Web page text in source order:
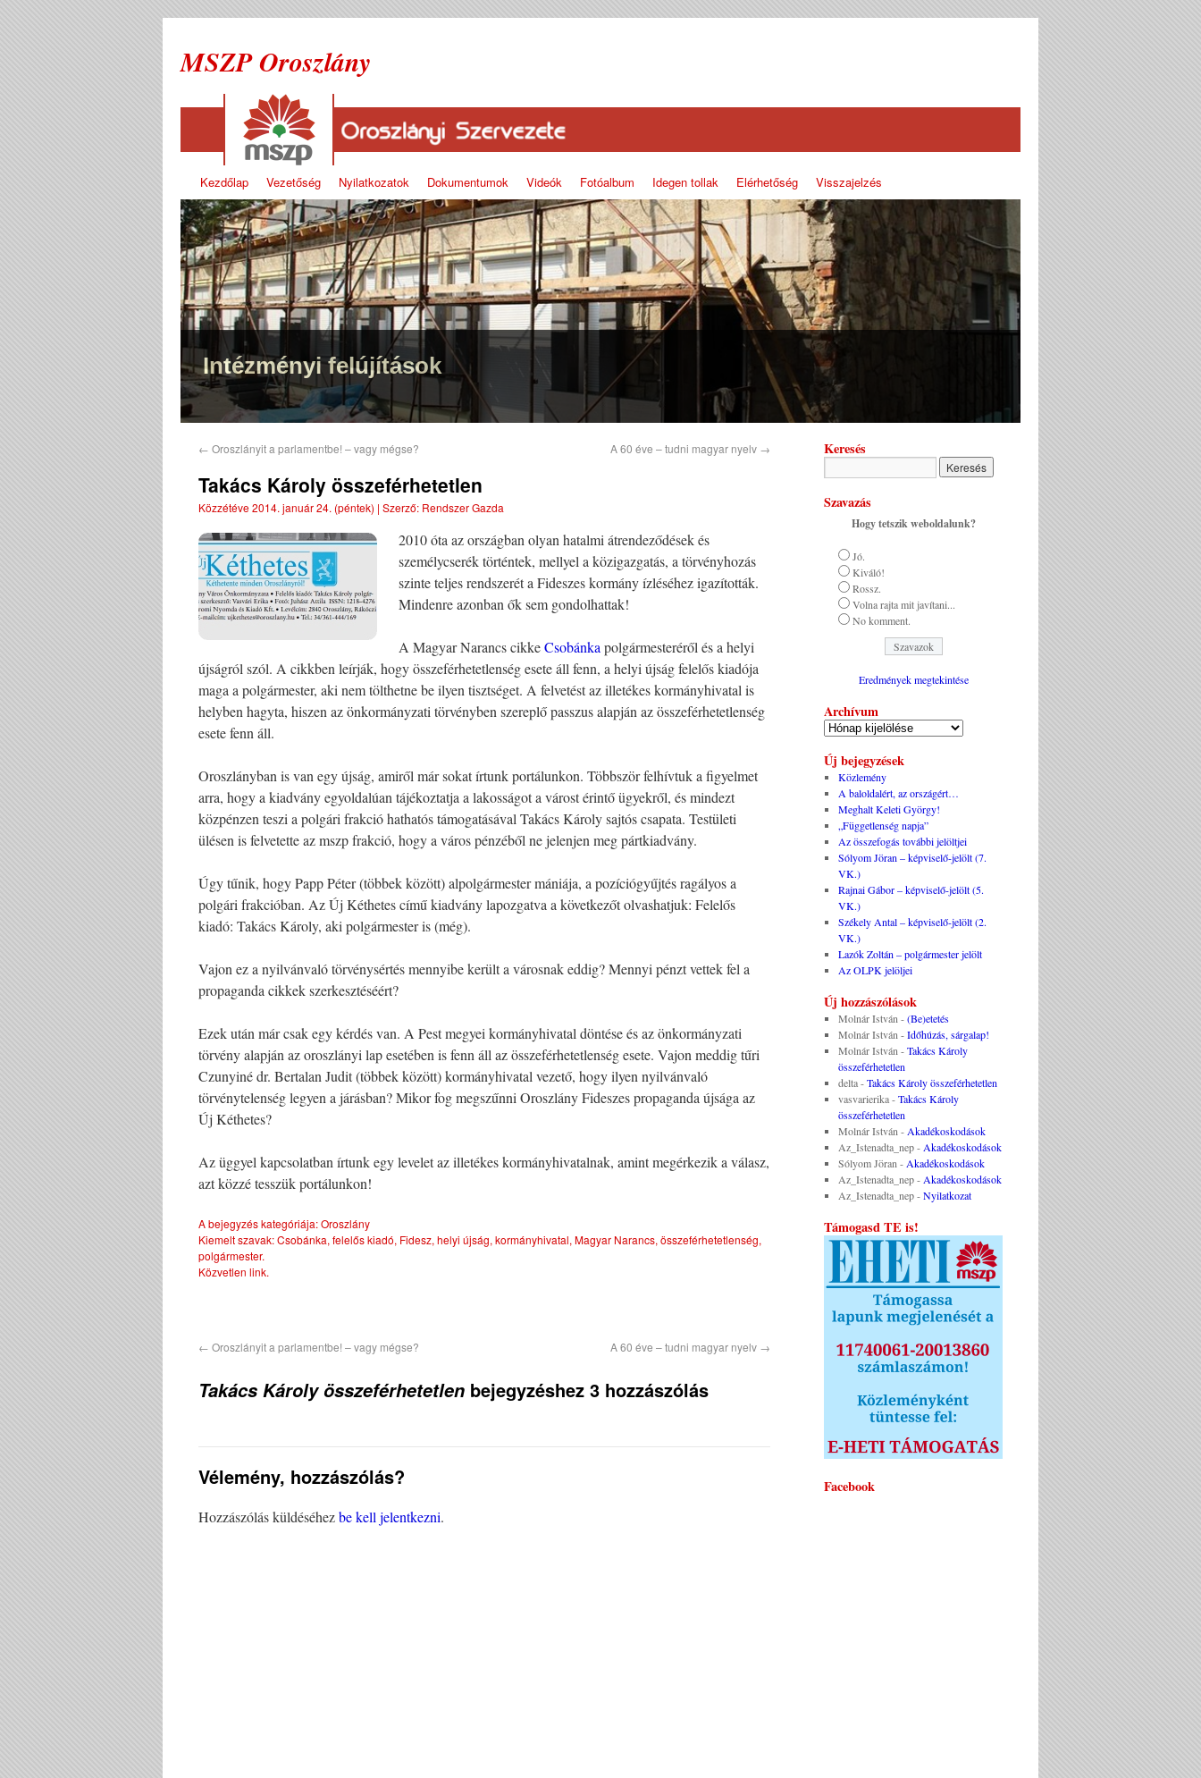
MSZP Oroszlány
Kezdőlap Vezetőség Nyilatkozatok Dokumentumok Videók Fotóalbum Idegen tollak Elérhetőség Visszajelzés
Intézményi felújítások
← Oroszlányit a parlamentbe! – vagy mégse? A 60 éve – tudni magyar nyelv →
Takács Károly összeférhetetlen
Közzétéve2014. január 24. (péntek) | Szerző: Rendszer Gazda
2010 óta az országban olyan hatalmi átrendeződések és
személycserék történtek, mellyel a közigazgatás, a törvényhozás
szinte teljes rendszerét a Fideszes kormány ízléséhez igazították.
Mindenre azonban ők sem gondolhattak!
A Magyar Narancs cikkeCsobánka polgármesteréről és a helyi
újságról szól. A cikkben leírják, hogy összeférhetetlenség esete áll fenn, a helyi újság felelős kiadója
maga a polgármester, aki nem tölthetne be ilyen tisztséget. A felvetést az illetékes kormányhivatal is
helyben hagyta, hiszen az önkormányzati törvényben szereplő passzus alapján az összeférhetetlenség
esete fenn áll.
Oroszlányban is van egy újság, amiről már sokat írtunk portálunkon. Többször felhívtuk a figyelmet
arra, hogy a kiadvány egyoldalúan tájékoztatja a lakosságot a várost érintő ügyekről, és mindezt
közpénzen teszi a polgári frakció hathatós támogatásával Takács Károly sajtós csapata. Testületi
ülésen is felvetette az mszp frakció, hogy a város pénzéből ne jelenjen meg pártkiadvány.
Úgy tűnik, hogy Papp Péter (többek között) alpolgármester mániája, a pozíciógyűjtés ragályos a
polgári frakcióban. Az Új Kéthetes című kiadvány lapozgatva a következőt olvashatjuk: Felelős
kiadó: Takács Károly, aki polgármester is (még).
Vajon ez a nyilvánvaló törvénysértés mennyibe került a városnak eddig? Mennyi pénzt vettek fel a
propaganda cikkek szerkesztéséért?
Ezek után már csak egy kérdés van. A Pest megyei kormányhivatal döntése és az önkormányzati
törvény alapján az oroszlányi lap esetében is fenn áll az összeférhetetlenség esete. Vajon meddig tűri
Czunyiné dr. Bertalan Judit (többek között) kormányhivatal vezető, hogy ilyen nyilvánvaló
törvénytelenség legyen a járásban? Mikor fog megszűnni Oroszlány Fideszes propaganda újsága az
Új Kéthetes?
Az üggyel kapcsolatban írtunk egy levelet az illetékes kormányhivatalnak, amint megérkezik a válasz,
azt közzé tesszük portálunkon!
A bejegyzés kategóriája:Oroszlány
Kiemelt szavak:Csobánka, felelős kiadó, Fidesz, helyi újság, kormányhivatal, Magyar Narancs, összeférhetetlenség,
polgármester.
Közvetlen link.
← Oroszlányit a parlamentbe! – vagy mégse? A 60 éve – tudni magyar nyelv →
Takács Károly összeférhetetlen bejegyzéshez 3 hozzászólás
Vélemény, hozzászólás?
Hozzászólás küldéséhezbe kell jelentkezni.
Keresés
Szavazás
Hogy tetszik weboldalunk?
Jó.
Kiváló!
Rossz.
Volna rajta mit javítani...
No komment.
Eredmények megtekintése
Archívum
Új bejegyzések
Közlemény
A baloldalért, az országért…
Meghalt Keleti György!
„Függetlenség napja”
Az összefogás további jelöltjei
Sólyom Jöran – képviselő-jelölt (7.
VK.)
Rajnai Gábor – képviselő-jelölt (5.
VK.)
Székely Antal – képviselő-jelölt (2.
VK.)
Lazók Zoltán – polgármester jelölt
Az OLPK jelöljei
Új hozzászólások
Molnár István -(Be)etetés
Molnár István -Időhúzás, sárgalap!
Molnár István -Takács Károly
összeférhetetlen
delta-Takács Károly összeférhetetlen
vasvarierika-Takács Károly
összeférhetetlen
Molnár István - Akadékoskodások
Az_Istenadta_nep- Akadékoskodások
Sólyom Jöran - Akadékoskodások
Az_Istenadta_nep- Akadékoskodások
Az_Istenadta_nep-Nyilatkozat
Támogasd TE is!
Facebook